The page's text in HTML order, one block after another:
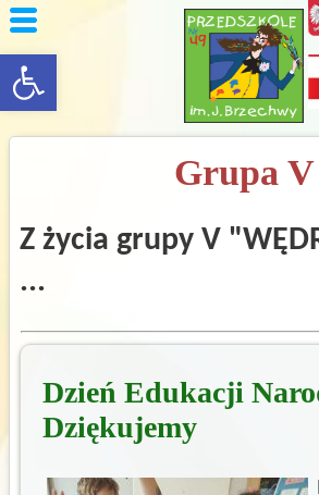
rozwiń/zwiń panel
Grupa V
Z życia grupy V
...
Dzień Edukacji
Dziękujemy